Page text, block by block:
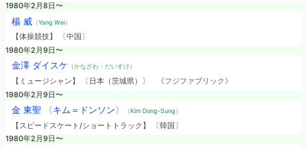
1980年2月8日〜
楊 威（Yang Wei）
【体操競技】 〔中国〕
1980年2月9日〜
金澤 ダイスケ （かなざわ・だいすけ）
【ミュージシャン】 〔日本（茨城県）〕
《フジファブリック》
1980年2月9日〜
金 東聖 〈キム＝ドンソン〉 （Kim Dong-Sung）
【スピードスケート/ショートトラック】 〔韓国〕
1980年2月9日〜